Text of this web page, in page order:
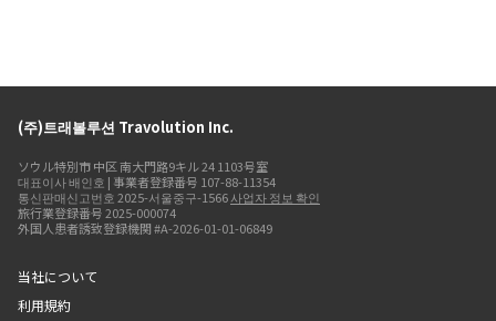
(주)트래볼루션 Travolution Inc.
ソウル特別市 中区 南大門路9キル 24 1103号室
대표이사 배인호 | 事業者登録番号 107-88-11354
통신판매신고번호 2025-서울중구-1566사업자 정보 확인
旅行業登録番号 2025-000074
外国人患者誘致登録機関 #A-2026-01-01-06849
当社について
利用規約